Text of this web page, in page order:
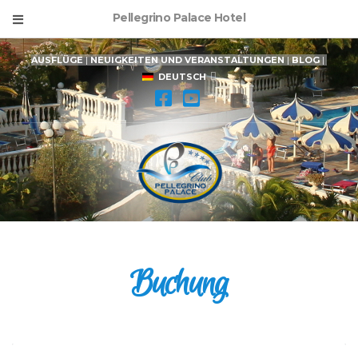
Pellegrino Palace Hotel
AUSFLÜGE|NEUIGKEITEN UND VERANSTALTUNGEN|BLOG|
DEUTSCH
Buchung